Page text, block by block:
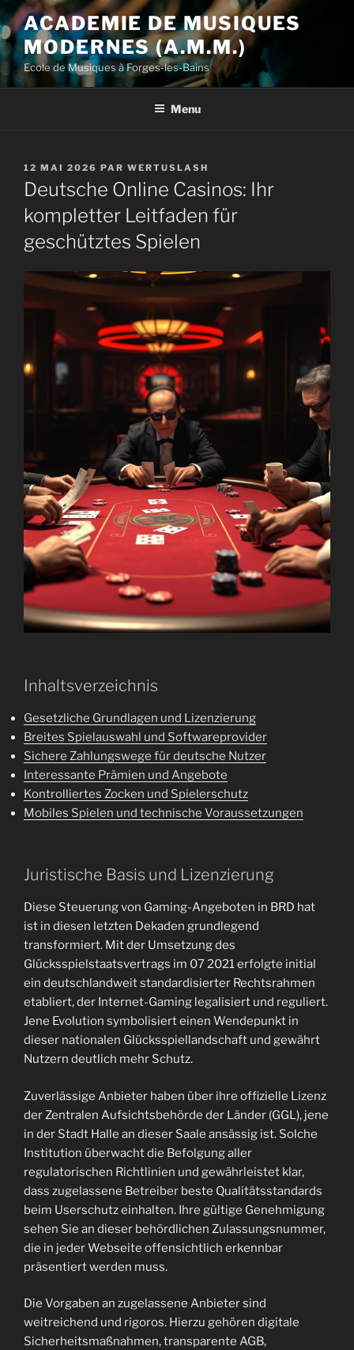
Aller
au
contenu
principal
ACADEMIE DE MUSIQUES
MODERNES (A.M.M.)
Ecole de Musiques à Forges-les-Bains
Menu
PUBLIÉ
LE
12 MAI 2026 PAR WERTUSLASH
Deutsche Online Casinos: Ihr
kompletter Leitfaden für
geschütztes Spielen
Inhaltsverzeichnis
Gesetzliche Grundlagen und Lizenzierung
Breites Spielauswahl und Softwareprovider
Sichere Zahlungswege für deutsche Nutzer
Interessante Prämien und Angebote
Kontrolliertes Zocken und Spielerschutz
Mobiles Spielen und technische Voraussetzungen
Juristische Basis und Lizenzierung
Diese Steuerung von Gaming-Angeboten in BRD hat
ist in diesen letzten Dekaden grundlegend
transformiert. Mit der Umsetzung des
Glücksspielstaatsvertrags im 07 2021 erfolgte initial
ein deutschlandweit standardisierter Rechtsrahmen
etabliert, der Internet-Gaming legalisiert und reguliert.
Jene Evolution symbolisiert einen Wendepunkt in
dieser nationalen Glücksspiellandschaft und gewährt
Nutzern deutlich mehr Schutz.
Zuverlässige Anbieter haben über ihre offizielle Lizenz
der Zentralen Aufsichtsbehörde der Länder (GGL), jene
in der Stadt Halle an dieser Saale ansässig ist. Solche
Institution überwacht die Befolgung aller
regulatorischen Richtlinien und gewährleistet klar,
dass zugelassene Betreiber beste Qualitätsstandards
beim Userschutz einhalten. Ihre gültige Genehmigung
sehen Sie an dieser behördlichen Zulassungsnummer,
die in jeder Webseite offensichtlich erkennbar
präsentiert werden muss.
Die Vorgaben an zugelassene Anbieter sind
weitreichend und rigoros. Hierzu gehören digitale
Sicherheitsmaßnahmen, transparente AGB,